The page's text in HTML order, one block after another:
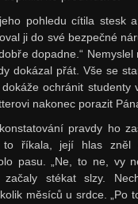
pohledu cítila stesk
ji do své bezpečné
dopadne.“ Nemyslel
dokázal přát. Vše se
ochránit studenty
nakonec porazit
pravdy ho
to říkala, její hlas zněl
pasu. „Ne, to ne, vy
stékat slzy.
měsíců u srdce. „Po